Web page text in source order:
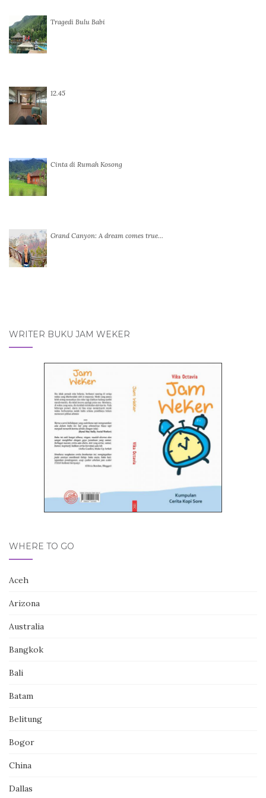
Tragedi Bulu Babi
12.45
Cinta di Rumah Kosong
Grand Canyon: A dream comes true…
WRITER BUKU JAM WEKER
WHERE TO GO
Aceh
Arizona
Australia
Bangkok
Bali
Batam
Belitung
Bogor
China
Dallas